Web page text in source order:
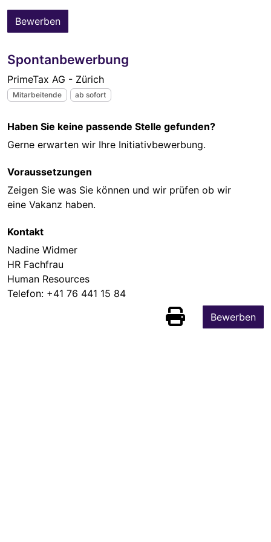
Bewerben
Spontanbewerbung
PrimeTax AG - Zürich
Mitarbeitende ab sofort
Haben Sie keine passende Stelle gefunden?
Gerne erwarten wir Ihre Initiativbewerbung.
Voraussetzungen
Zeigen Sie was Sie können und wir prüfen ob wir
eine Vakanz haben.
Kontakt
Nadine Widmer
HR Fachfrau
Human Resources
Telefon: +41 76 441 15 84
Bewerben